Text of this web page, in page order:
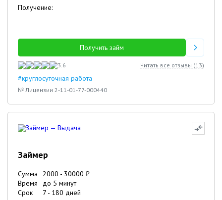
Получение:
Получить займ
3.6 Читать все отзывы (13)
#круглосуточная работа
№ Лицензии 2-11-01-77-000440
Займер
Сумма 2000 - 30000 ₽
Время
до 5 минут
Срок
7 - 180 дней